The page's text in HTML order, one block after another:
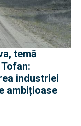
temă
industriei
ambițioase